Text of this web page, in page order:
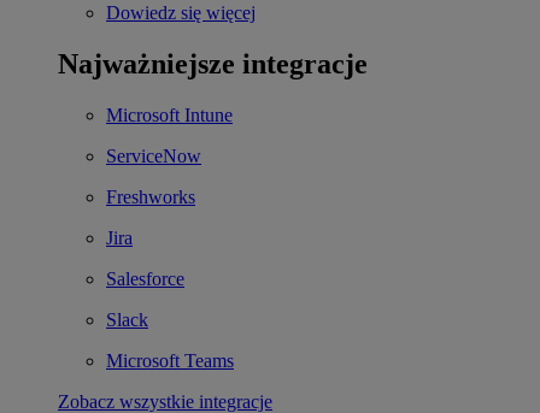
Dowiedz się więcej
Najważniejsze integracje
Microsoft Intune
ServiceNow
Freshworks
Jira
Salesforce
Slack
Microsoft Teams
Zobacz wszystkie integracje